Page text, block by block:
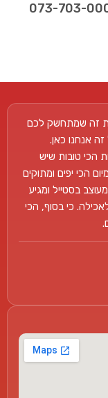
073-703-
את זה שמתחשק לכם
אנחנו כאן.
הכי טובות שיש
הכי יפים ומתוקים
בסטייל ומגיע
כי בסוף, הכי